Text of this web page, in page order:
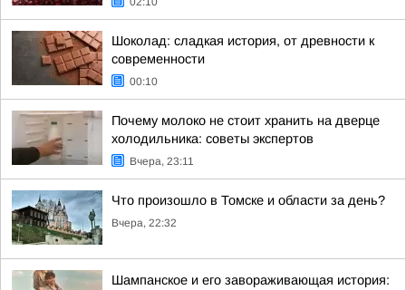
Шоколад: сладкая история, от древности к
современности
00:10
Почему молоко не стоит хранить на дверце
холодильника: советы экспертов
Вчера, 23:11
Что произошло в Томске и области за день?
Вчера, 22:32
Шампанское и его завораживающая история: